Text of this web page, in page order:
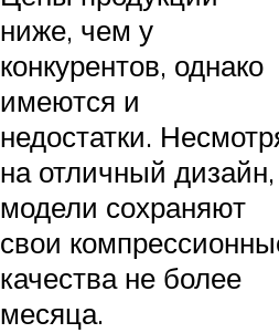
ниже, чем у
конкурентов, однако
имеются и
недостатки.
на отличный дизайн,
модели сохраняют
свои
качества не более
месяца.